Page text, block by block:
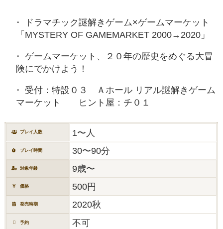
ドラマチック謎解きゲーム×ゲームマーケット
「MYSTERY OF GAMEMARKET 2000→2020」
ゲームマーケット、２０年の歴史をめぐる大冒
険にでかけよう！
受付：特設０３ Ａホール リアル謎解きゲーム
マーケット ヒント屋：チ０１
プレイ人数 1〜人
プレイ時間 30〜90分
対象年齢 9歳〜
価格 500円
発売時期 2020秋
予約 不可